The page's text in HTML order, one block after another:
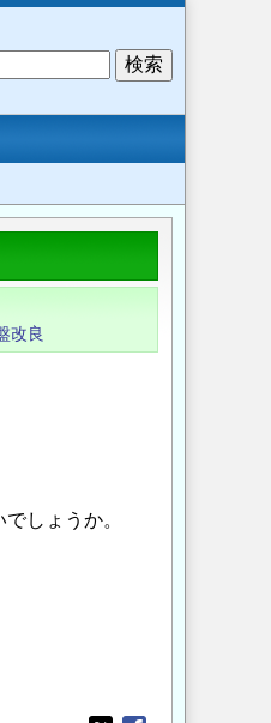
改良
しょうか。